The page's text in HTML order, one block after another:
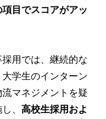
目でスコアがアッ
用では、継続的な
学生のインターン
マネジメントを疑
、 高校生採用およ